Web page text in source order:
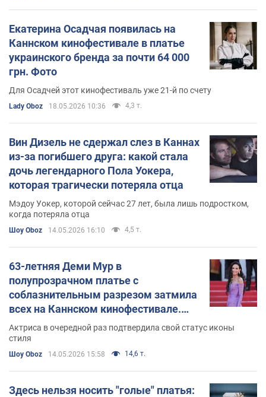
Екатерина Осадчая появилась на
Каннском кинофестивале в платье
украинского бренда за почти 64 000
грн. Фото
Для Осадчей этот кинофестиваль уже 21-й по счету
Lady Oboz 18.05.2026 10:36 4,3 т.
Вин Дизель не сдержал слез в Каннах
из-за погибшего друга: какой стала
дочь легендарного Пола Уокера,
которая трагически потеряла отца
Мэдоу Уокер, которой сейчас 27 лет, была лишь подростком,
когда потеряла отца
Шоу Oboz 14.05.2026 16:10 4,5 т.
63-летняя Деми Мур в
полупрозрачном платье с
соблазнительным разрезом затмила
всех на Каннском кинофестивале.
Фото
Актриса в очередной раз подтвердила свой статус иконы
стиля
Шоу Oboz 14.05.2026 15:58 14,6 т.
Здесь нельзя носить "голые" платья: